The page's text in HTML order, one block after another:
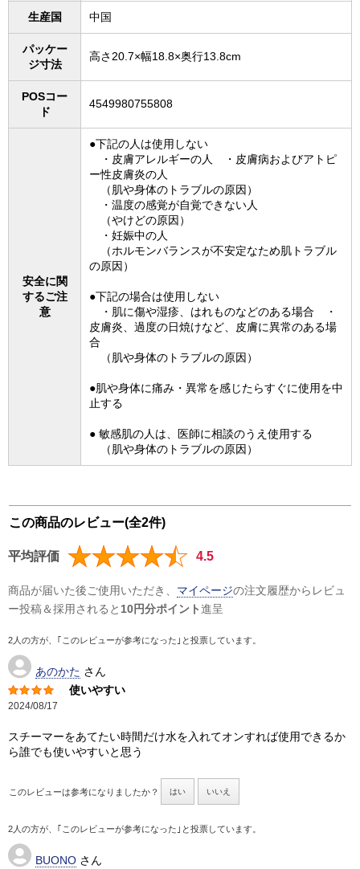
生産国 中国
パッケー
ジ寸法
高さ20.7×幅18.8×奥行13.8cm
POSコー
ド
4549980755808
安全に関
するご注
意
●下記の人は使用しない
・皮膚アレルギーの人 ・皮膚病およびアトピ
ー性皮膚炎の人
（肌や身体のトラブルの原因）
・温度の感覚が自覚できない人
（やけどの原因）
・妊娠中の人
（ホルモンバランスが不安定なため肌トラブル
の原因）
●下記の場合は使用しない
・肌に傷や湿疹、はれものなどのある場合 ・
皮膚炎、過度の日焼けなど、皮膚に異常のある場
合
（肌や身体のトラブルの原因）
●肌や身体に痛み・異常を感じたらすぐに使用を中
止する
● 敏感肌の人は、医師に相談のうえ使用する
（肌や身体のトラブルの原因）
この商品のレビュー(全2件)
平均評価 4.5
商品が届いた後ご使用いただき、 マイページの注文履歴からレビュ
ー投稿＆採用されると 10円分ポイント進呈
2人の方が、｢このレビューが参考になった｣と投票しています。
あのかた さん
使いやすい
2024/08/17
スチーマーをあてたい時間だけ水を入れてオンすれば使用できるか
ら誰でも使いやすいと思う
このレビューは参考になりましたか？ はい いいえ
2人の方が、｢このレビューが参考になった｣と投票しています。
BUONO さん